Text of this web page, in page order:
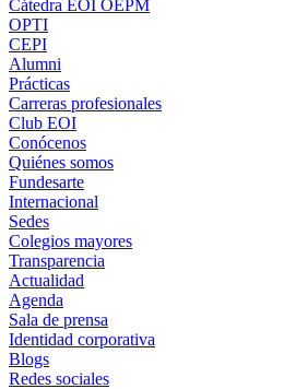
Cátedra EOI OEPM
OPTI
CEPI
Alumni
Prácticas
Carreras profesionales
Club EOI
Conócenos
Quiénes somos
Fundesarte
Internacional
Sedes
Colegios mayores
Transparencia
Actualidad
Agenda
Sala de prensa
Identidad corporativa
Blogs
Redes sociales